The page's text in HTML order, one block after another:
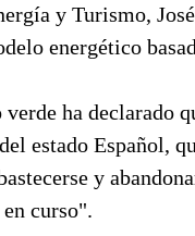
y Turismo,
energético
ha declarado
estado Español,
y
curso".